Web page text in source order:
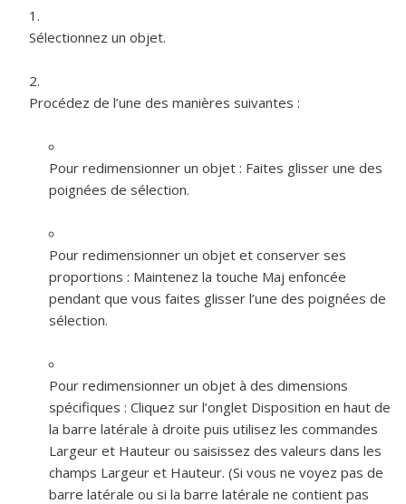
Sélectionnez un objet.
Procédez de l’une des manières suivantes :
Pour redimensionner un objet : Faites glisser une des
poignées de sélection.
Pour redimensionner un objet et conserver ses
proportions : Maintenez la touche Maj enfoncée
pendant que vous faites glisser l’une des poignées de
sélection.
Pour redimensionner un objet à des dimensions
spécifiques : Cliquez sur l’onglet Disposition en haut de
la barre latérale à droite puis utilisez les commandes
Largeur et Hauteur ou saisissez des valeurs dans les
champs Largeur et Hauteur. (Si vous ne voyez pas de
barre latérale ou si la barre latérale ne contient pas